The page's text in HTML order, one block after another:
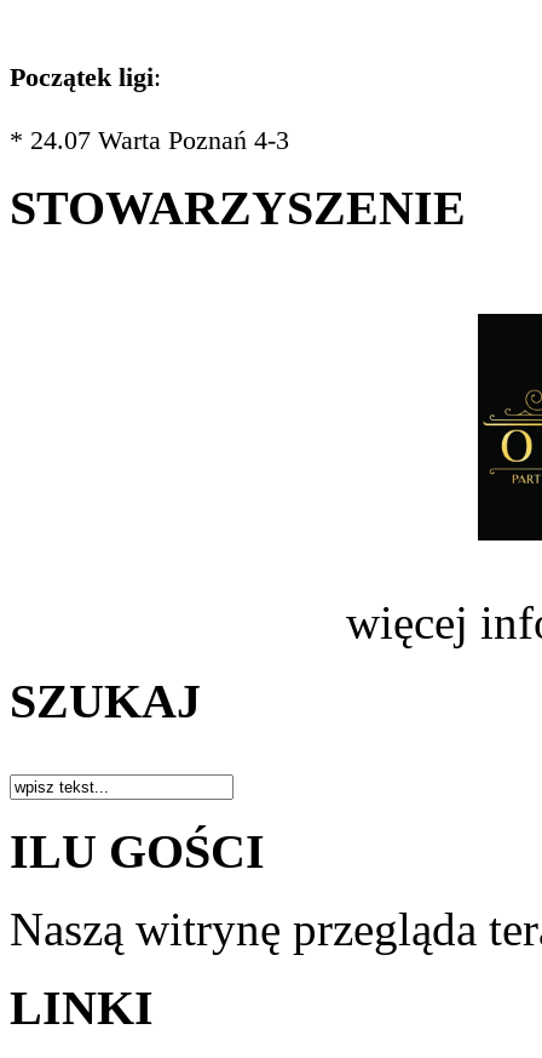
Początek ligi:
* 24.07 Warta Poznań 4-3
STOWARZYSZENIE
więcej
SZUKAJ
ILU GOŚCI
Naszą witrynę przegląda
LINKI